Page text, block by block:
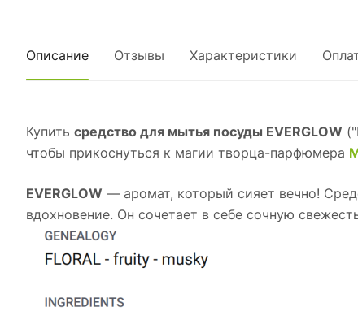
Описание Отзывы Характеристики
Купить средство для мытья посуды EVERGLOW
чтобы прикоснуться к магии творца-парфюмера
EVERGLOW — аромат, который сияет вечно!
вдохновение. Он сочетает в себе сочную